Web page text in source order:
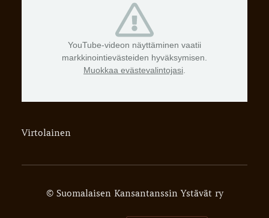
YouTube-videon näyttäminen vaatii
markkinointievästeiden hyväksymisen.
Muokkaa evästevalintojasi
Virtolainen
© Suomalaisen Kansantanssin Ystävät ry